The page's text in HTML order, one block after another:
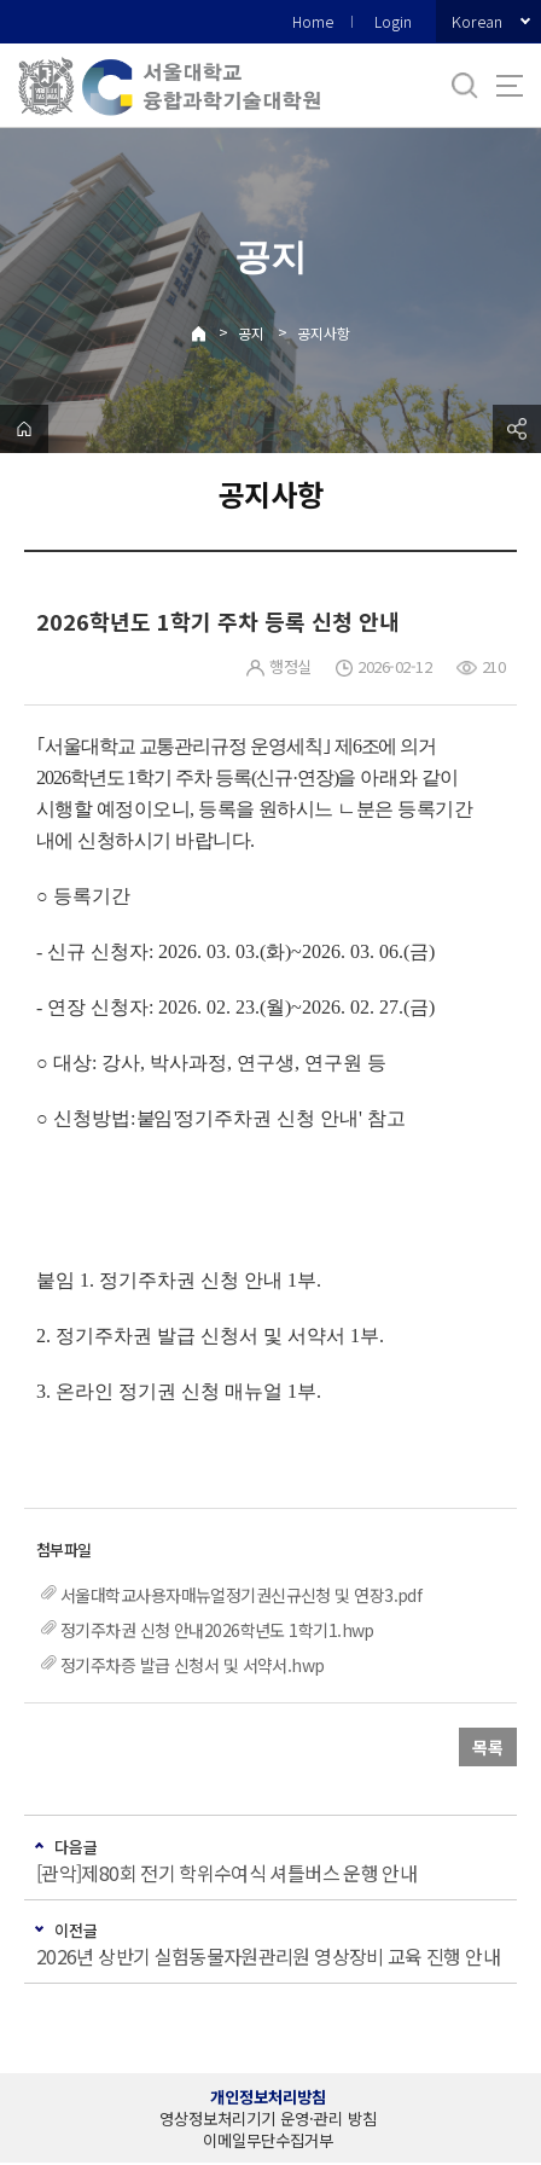
로
메
Home Login Korean
공지
> 공지 > 공지사항
공지사항
2026학년도 1학기 주차 등록 신청 안내
행정실 2026-02-12 210
｢서울대학교 교통관리규정 운영세칙 ｣ 제 6조에 의거
2026학년도 1학기 주차 등록(신규·연장)을 아래와 같이
시행할 예정이오니 , 등록을 원하시느 ㄴ분은 등록기간
내에 신청하시기 바랍니다.
○ 등록기간
- 신규 신청자: 2026. 03. 03.(화)~2026. 03. 06.(금)
- 연장 신청자: 2026. 02. 23.(월)~2026. 02. 27.(금)
○ 대상: 강사, 박사과정, 연구생, 연구원 등
○ 신청방법:붙임'정기주차권 신청 안내' 참고
붙임 1. 정기주차권 신청 안내 1 부.
2. 정기주차권 발급 신청서 및 서약서 1 부.
3. 온라인 정기권 신청 매뉴얼 1 부.
서울대학교사용자매뉴얼정기권신규신청 및 연장3.pdf
정기주차권 신청 안내2026학년도 1학기1.hwp
정기주차증 발급 신청서 및 서약서.hwp
목록
다음글
[관악]제80회 전기 학위수여식 셔틀버스 운행 안내
이전글
2026년 상반기 실험동물자원관리원 영상장비 교육 진행 안내
개인정보처리방침
영상정보처리기기 운영·관리 방침
이메일무단수집거부